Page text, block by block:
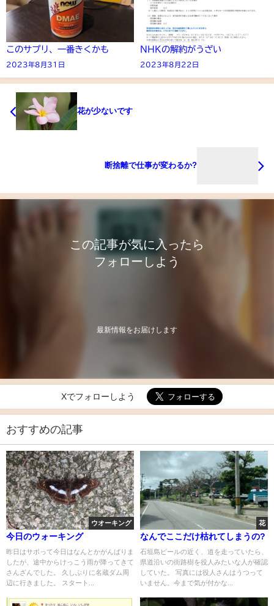
このサプリ、一番きくかも
2023年8月31日
NHKの解約がうざい
2023年8月22日
花が少ないです
断捨離で仕事が変わるか?
この記事が気に入ったら
フォローしよう
最新情報をお届けします
Xでフォローしよう
おすすめの記事
ウオーキング
今日のウォーキング
昨日はサボって今日はなんとかがんばりま
したが、途中からけっこう雨が降ってきて
さんざんでした。 久しぶりに名蔵ダム周
辺に行きました。 スタート...
花
なんでここだけ枯れてしまうの?
石垣島ビールの近く、道を走っていたら、
県道沿いの街路樹を役人みたいな人が確認
していた。 写真には役人さんはうつって
いません。今まで気が付かな...